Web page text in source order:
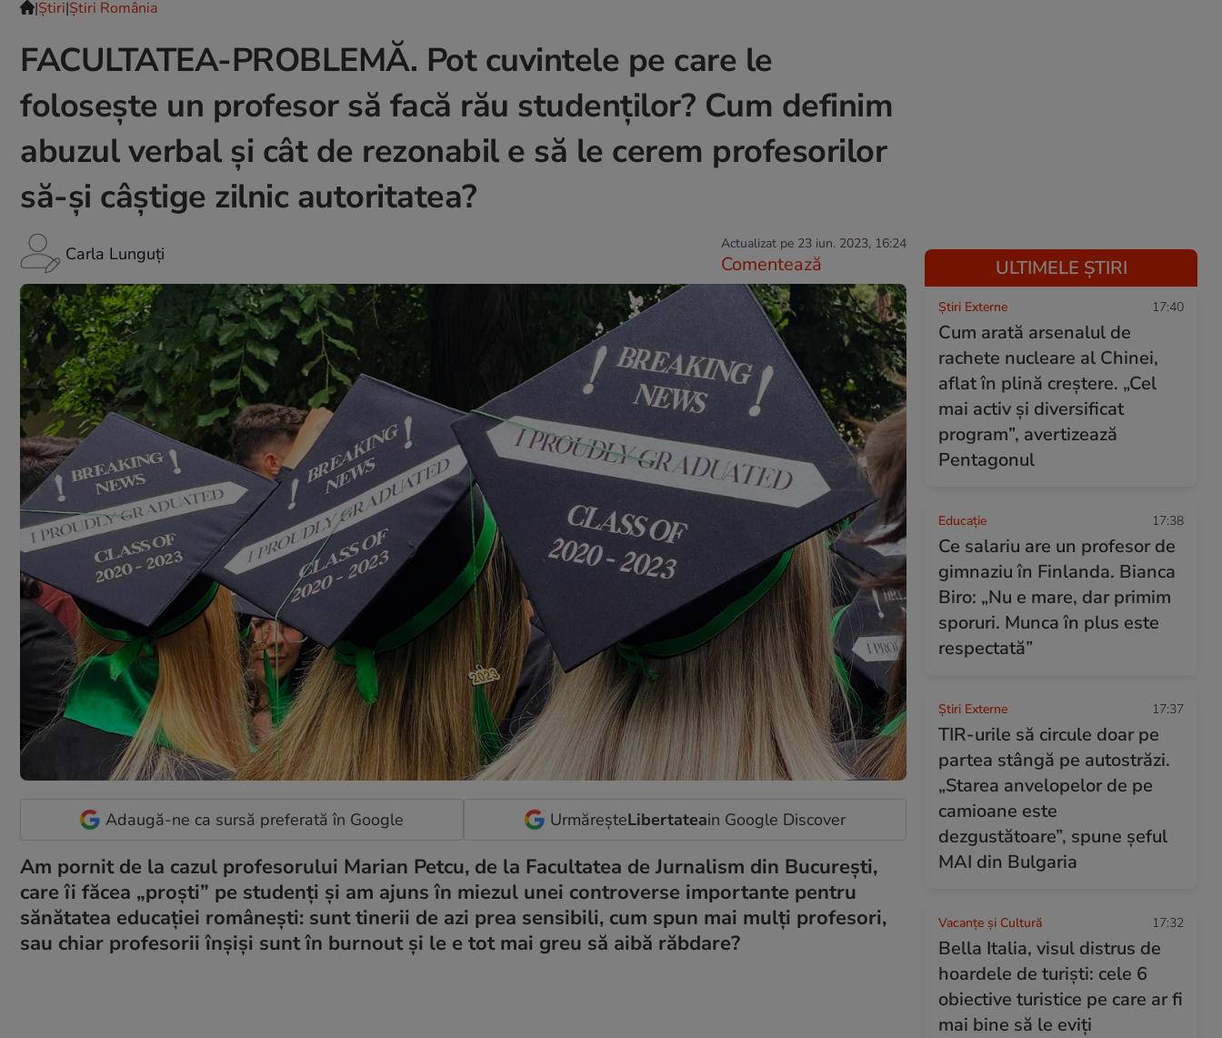
|Ştiri|Știri România
FACULTATEA-PROBLEMĂ. Pot cuvintele pe care le
folosește un profesor să facă rău studenților? Cum definim
abuzul verbal și cât de rezonabil e să le cerem profesorilor
să-și câștige zilnic autoritatea?
Carla Lunguți Actualizat pe 23 iun. 2023, 16:24
Comentează
Adaugă-ne ca sursă preferată în Google UrmăreșteLibertateain Google Discover
Am pornit de la cazul profesorului Marian Petcu, de la Facultatea de Jurnalism din București,
care îi făcea „proști” pe studenți și am ajuns în miezul unei controverse importante pentru
sănătatea educației românești: sunt tinerii de azi prea sensibili, cum spun mai mulți profesori,
sau chiar profesorii înșiși sunt în burnout și le e tot mai greu să aibă răbdare?
ULTIMELE ȘTIRI
Știri Externe 17:40
Cum arată arsenalul de
rachete nucleare al Chinei,
aflat în plină creștere. „Cel
mai activ și diversificat
program”, avertizează
Pentagonul
Educație 17:38
Ce salariu are un profesor de
gimnaziu în Finlanda. Bianca
Biro: „Nu e mare, dar primim
sporuri. Munca în plus este
respectată”
Știri Externe 17:37
TIR-urile să circule doar pe
partea stângă pe autostrăzi.
„Starea anvelopelor de pe
camioane este
dezgustătoare”, spune șeful
MAI din Bulgaria
Vacanțe și Cultură 17:32
Bella Italia, visul distrus de
hoardele de turiști: cele 6
obiective turistice pe care ar fi
mai bine să le eviți